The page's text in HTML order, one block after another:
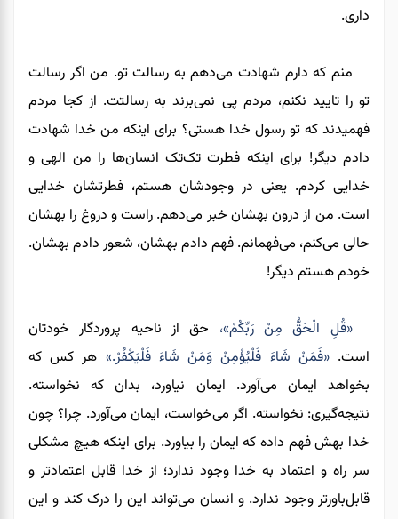
داری.
منم که دارم شهادت می‌دهم به رسالت تو. من اگر رسالت
تو را تایید نکنم، مردم پی‌ نمی‌برند به رسالتت. از کجا مردم
فهمیدند که تو رسول خدا هستی؟ برای اینکه من خدا شهادت
دادم دیگر! برای اینکه فطرت تک‌تک انسان‌ها را من الهی و
خدایی کردم. یعنی در وجودشان هستم، فطرتشان خدایی
است. من از درون بهشان خبر می‌دهم. راست و دروغ را بهشان
حالی می‌کنم، می‌فهمانم. فهم دادم بهشان، شعور دادم بهشان.
خودم هستم دیگر!
«قُلِ الْحَقُّ مِنْ رَبِّكُمْ»، حق از ناحیه پروردگار خودتان
است. «فَمَنْ شَاءَ فَلْيُؤْمِنْ وَمَنْ شَاءَ فَلْيَكْفُرْ.» هر کس که
بخواهد ایمان می‌آورد. ایمان نیاورد، بدان که نخواسته.
نتیجه‌گیری: نخواسته. اگر می‌خواست، ایمان می‌آورد. چرا؟ چون
خدا بهش فهم داده که ایمان را بیاورد. برای اینکه هیچ مشکلی
سر راه و اعتماد به خدا وجود ندارد؛ از خدا قابل اعتمادتر و
قابل‌باورتر وجود ندارد. و انسان می‌تواند این را درک کند و این